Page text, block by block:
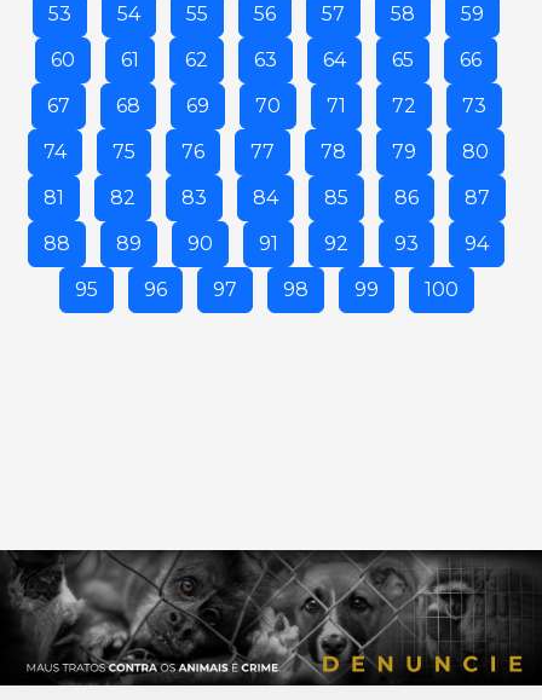
53
54 55 56 57 58
59
60
61 62 63 64 65
66
67
68 69 70 71 72
73
74
75 76 77 78 79
80
81
82 83 84 85 86
87
88
89 90 91 92 93
94
95
96 97 98 99 100